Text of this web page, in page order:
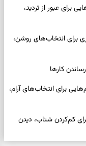
۱۸ مرداد ۱۴۰۵ | کارت‌هایی برای عبور از تردید،
امروز یکشنبه ۱۸ مرداد ۱۴۰۵ | روزی برای انتخاب‌های روشن،
امروز یکشنبه ۱۸ مرداد ۱۴۰۵ | پیام‌هایی برای انتخاب‌های آرام،
۱۸ مرداد ۱۴۰۵ | روزی برای کم‌کردن شتاب، دیدن